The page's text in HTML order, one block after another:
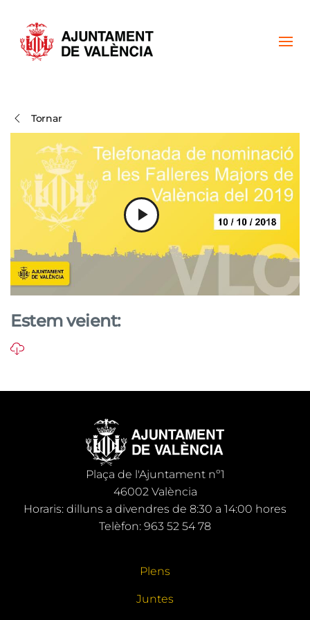
Skip to main content
Tornar
Play
Video
Estem veient:
Plaça de l'Ajuntament nº1
46002 València
Horaris: dilluns a divendres de 8:30 a 14:00 hores
Telèfon: 963 52 54 78
Plens
Juntes